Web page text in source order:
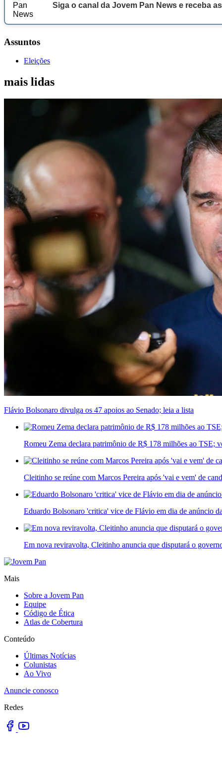
Siga o canal da Jovem Pan News e receba
Assuntos
Eleições
mais lidas
Flávio Bolsonaro divulga os 47 apoios ao Senado; leia a lista
Romeu Zema declara patrimônio de R$ 178 milhões ao TSE;
Cleitinho se reúne com Marcos Pereira após 'vai e vem' de
Eduardo Bolsonaro 'critica' vice de Flávio em dia de anúncio
Em nova reviravolta, Cleitinho anuncia que disputará o
Mais
Sobre a Jovem Pan
Equipe
Código de Ética
Atlas de Cobertura
Conteúdo
Últimas Notícias
Colunistas
Ao Vivo
Anuncie conosco
Redes